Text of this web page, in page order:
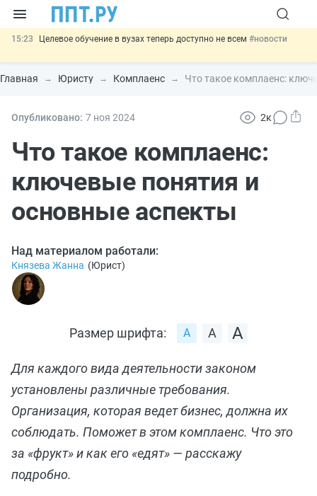
15:23 Целевое обучение в вузах теперь доступно не всем #новости
14:34 НМЦК на топливо: ФАС разъяснила порядок расчёта до конца
2026 года
#новости
12:20 Введут обязательное страхование банковских гарантий по
16:09
реструктурировать #новости
Главная Юристу Комплаенс Что такое комплаенс:
Опубликовано: 7 ноя 2024 2к
Что такое комплаенс:
ключевые понятия и
основные аспекты
Над материалом работали:
Князева Жанна (Юрист)
Размер шрифта:
Для каждого вида деятельности законом
установлены различные требования.
Организация, которая ведет бизнес, должна их
соблюдать. Поможет в этом комплаенс. Что это
за «фрукт» и как его «едят» — расскажу
подробно.